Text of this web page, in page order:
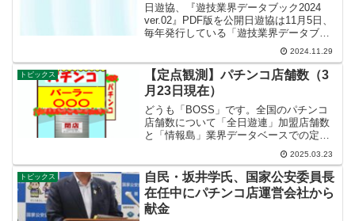
日遊協、『遊技業界データブック2024
ver.02』PDF版を公開日遊協は11月5日、
毎年発行している「遊技業界データブッ
ク2024」の最新版である＜ver.02＞の
PDF版を公開した。同データブックは、
業界全体の最新動向を網羅し、幅広い...
2024.11.29
トピックス
【定点観測】パチンコ店舗数（3
月23日現在）
どうも「BOSS」です。全国のパチンコ
店舗数について「全日遊連」加盟店舗数
と「情報島」業界データベースでの定点
観測です。令和7年3月23日時点の「P-
WORLD」での登録店舗5988店舗、「み
んパチ」では6317店舗となっています。
全日遊連...
2025.03.23
トピックス
自民・坂井学氏、国家公安委員長
在任中にパチンコ店運営会社から
献金